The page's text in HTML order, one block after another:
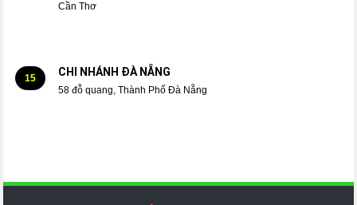
Cần Thơ
15 CHI NHÁNH ĐÀ NẴNG
58 đỗ quang, Thành Phố Đà Nẵng